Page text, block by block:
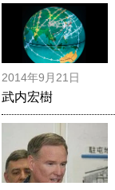
2014年9月21日
武内宏樹